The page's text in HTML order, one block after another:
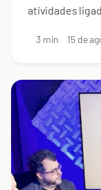
atividades
3 min 15 de